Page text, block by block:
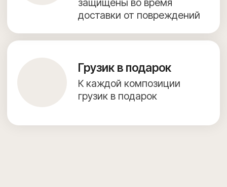
Согласие на обработку персональных данных
Создание сайта — julidesign